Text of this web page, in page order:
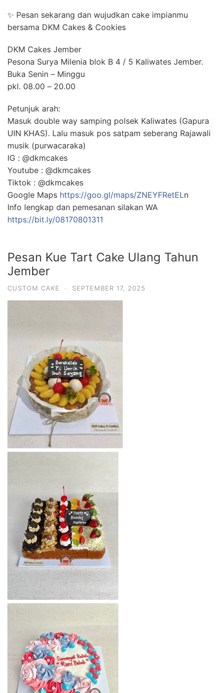
✨ Pesan sekarang dan wujudkan cake impianmu
bersama DKM Cakes & Cookies
DKM Cakes Jember
Pesona Surya Milenia blok B 4 / 5 Kaliwates Jember.
Buka Senin – Minggu
pkl. 08.00 – 20.00
Petunjuk arah:
Masuk double way samping polsek Kaliwates (Gapura
UIN KHAS). Lalu masuk pos satpam seberang Rajawali
musik (purwacaraka)
IG : @dkmcakes
Youtube : @dkmcakes
Tiktok : @dkmcakes
Google Maps https://goo.gl/maps/ZNEYFRetELn
https://bit.ly/08170801311
Pesan Kue Tart Cake Ulang Tahun
Jember
CUSTOM CAKE · SEPTEMBER 17, 2025